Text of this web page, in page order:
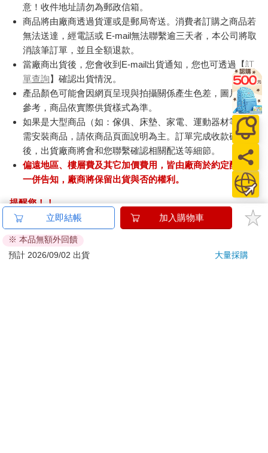
意！收件地址請勿為郵政信箱。
商品將由廠商透過貨運或是郵局寄送。消費者訂購之商品若
無法送達，經電話或 E-mail無法聯繫逾三天者，本公司將取
消該筆訂單，並且全額退款。
當廠商出貨後，您會收到E-mail出貨通知，您也可透過【訂
單查詢】確認出貨情況。
產品顏色可能會因網頁呈現與拍攝關係產生色差，圖片僅供
參考，商品依實際供貨樣式為準。
如果是大型商品（如：傢俱、床墊、家電、運動器材等）及
需安裝商品，請依商品頁面說明為主。訂單完成收款確認
後，出貨廠商將會和您聯繫確認相關配送等細節。
偏遠地區、樓層費及其它加價費用，皆由廠商於約定配送時
一併告知，廠商將保留出貨與否的權利。
提醒您！！
金石堂及銀行均不會請您操作ATM! 如接獲電話要求您前往
ATM提款機，請不要聽從指示，以免受騙上當！
退換貨須知：
立即結帳 加入購物車
※ 本品無額外回饋
預計 2026/09/02 出貨
大量採購